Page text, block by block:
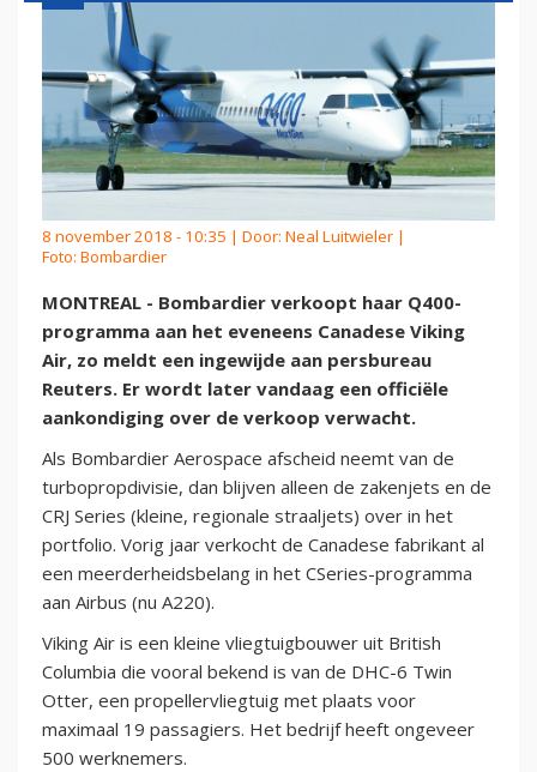
8 november 2018 - 10:35 | Door: Neal Luitwieler |
Foto: Bombardier
MONTREAL - Bombardier verkoopt haar Q400-
programma aan het eveneens Canadese Viking
Air, zo meldt een ingewijde aan persbureau
Reuters. Er wordt later vandaag een officiële
aankondiging over de verkoop verwacht.
Als Bombardier Aerospace afscheid neemt van de
turbopropdivisie, dan blijven alleen de zakenjets en de
CRJ Series (kleine, regionale straaljets) over in het
portfolio. Vorig jaar verkocht de Canadese fabrikant al
een meerderheidsbelang in het CSeries-programma
aan Airbus (nu A220).
Viking Air is een kleine vliegtuigbouwer uit British
Columbia die vooral bekend is van de DHC-6 Twin
Otter, een propellervliegtuig met plaats voor
maximaal 19 passagiers. Het bedrijf heeft ongeveer
500 werknemers.